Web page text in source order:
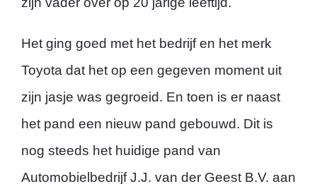
Het ging goed met het bedrijf en het merk
Toyota dat het op een gegeven moment uit
zijn jasje was gegroeid. En toen is er naast
het pand een nieuw pand gebouwd. Dit is
nog steeds het huidige pand van
Automobielbedrijf J.J. van der Geest B.V. aan